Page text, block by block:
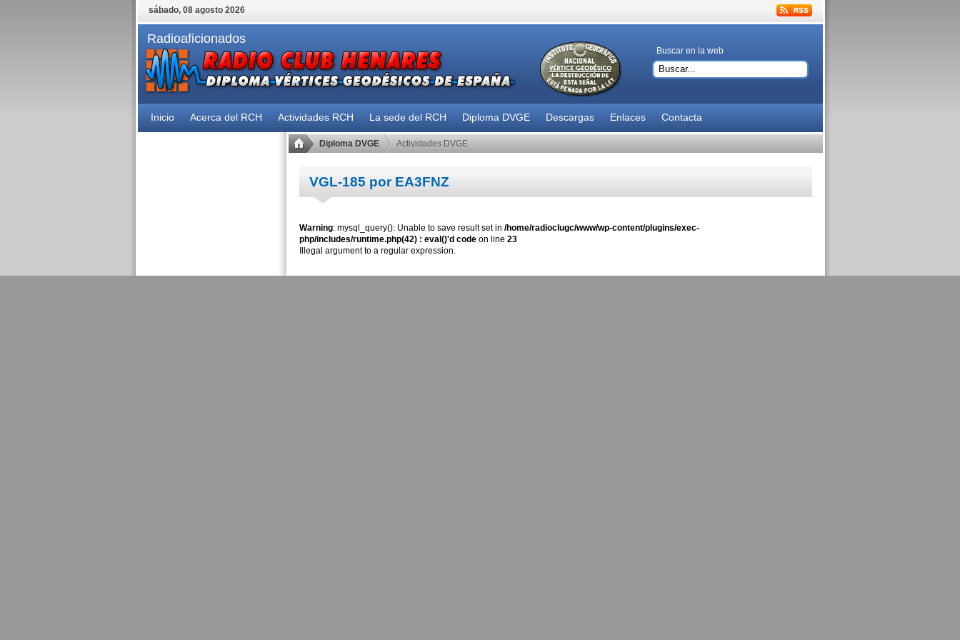
sábado, 08 agosto 2026
Radioaficionados
Buscar en la web
Inicio Acerca del RCH Actividades RCH La sede del RCH Diploma DVGE Descargas Enlaces Contacta
Diploma DVGE Actividades DVGE
VGL-185 por EA3FNZ
Warning: mysql_query(): Unable to save result set in /home/radioclugc/www/wp-content/plugins/exec-
php/includes/runtime.php(42) : eval()'d codeon line 23
Illegal argument to a regular expression.